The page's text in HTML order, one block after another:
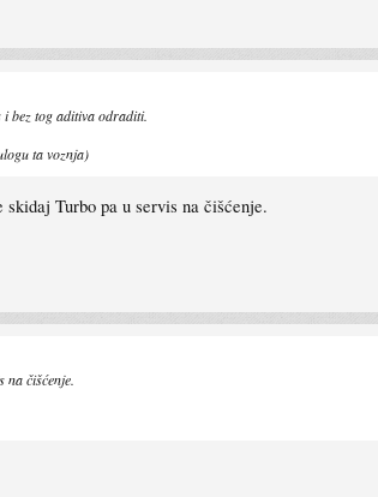
bez tog aditiva odraditi.
ta voznja)
Turbo pa u servis na čišćenje.
čišćenje.